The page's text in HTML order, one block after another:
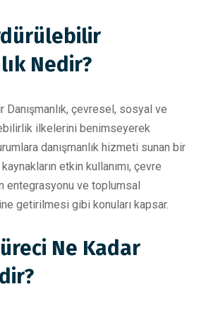
Nedir?
Danışmanlık, çevresel, sosyal ve
ilkelerini benimseyerek
danışmanlık hizmeti sunan bir
etkin kullanımı, çevre
entegrasyonu ve toplumsal
getirilmesi gibi konuları kapsar.
Ne Kadar